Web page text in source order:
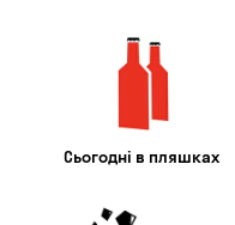
Сьогодні в пляшках